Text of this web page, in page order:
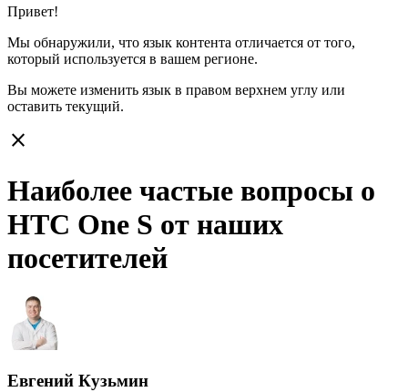
Привет!
Мы обнаружили, что язык контента отличается от того,
который используется в вашем регионе.
Вы можете изменить язык в правом верхнем углу или
оставить текущий.
close
Наиболее частые вопросы о
HTC One S от наших
посетителей
Евгений Кузьмин